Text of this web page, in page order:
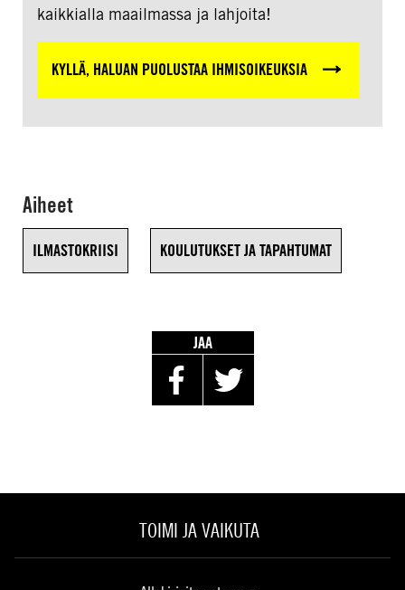
kaikkialla maailmassa ja lahjoita!
KYLLÄ, HALUAN PUOLUSTAA IHMISOIKEUKSIA
Aiheet
ILMASTOKRIISI KOULUTUKSET JA TAPAHTUMAT
JAA
TOIMI JA VAIKUTA